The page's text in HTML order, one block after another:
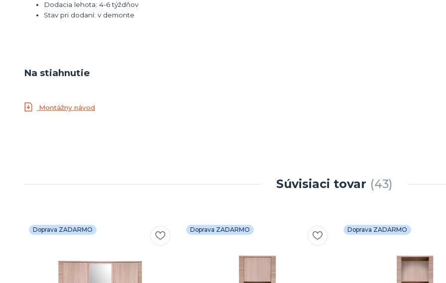
Dodacia lehota: 4-6 týždňov
Stav pri dodaní: v demonte
Na stiahnutie
Montážny návod
Súvisiaci tovar 43
Doprava ZADARMO Doprava ZADARMO Doprava ZADARMO